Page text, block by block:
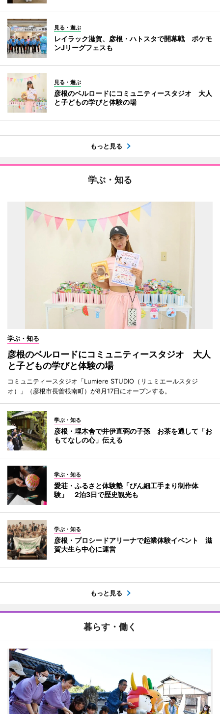
見る・遊ぶ
レイラック滋賀、彦根・ハトスタで開幕戦 ポケモ
ンJリーグフェスも
見る・遊ぶ
彦根のベルロードにコミュニティースタジオ 大人
と子どもの学びと体験の場
もっと見る
学ぶ・知る
学ぶ・知る
彦根のベルロードにコミュニティースタジオ 大人
と子どもの学びと体験の場
コミュニティースタジオ「Lumiere STUDIO（リュミエールスタジ
オ）」（彦根市長曽根南町）が8月17日にオープンする。
学ぶ・知る
彦根・埋木舎で井伊直弼の子孫 お茶を通して「お
もてなしの心」伝える
学ぶ・知る
愛荘・ふるさと体験塾「びん細工手まり制作体
験」 2泊3日で歴史観光も
学ぶ・知る
彦根・プロシードアリーナで起業体験イベント 滋
賀大生ら中心に運営
もっと見る
暮らす・働く